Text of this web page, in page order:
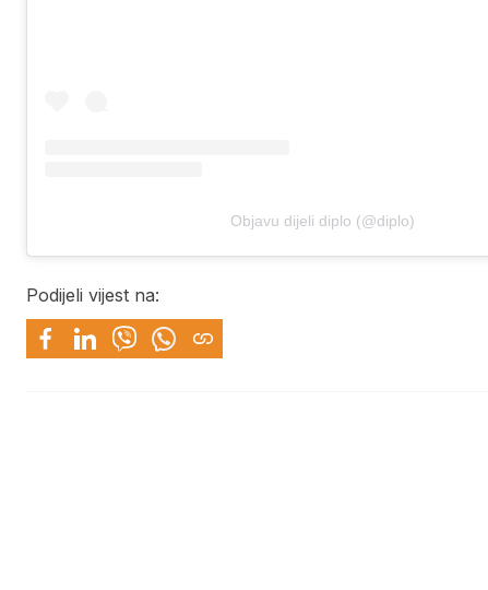
Objavu dijeli diplo (@diplo)
Podijeli vijest na: